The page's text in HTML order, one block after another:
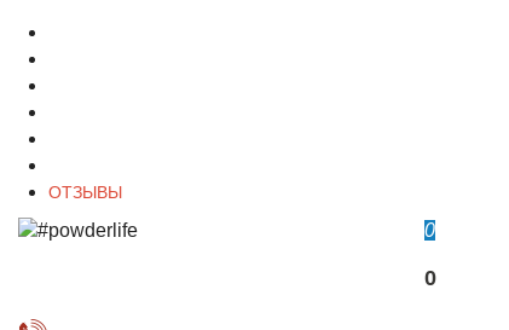
ОТЗЫВЫ
0
0